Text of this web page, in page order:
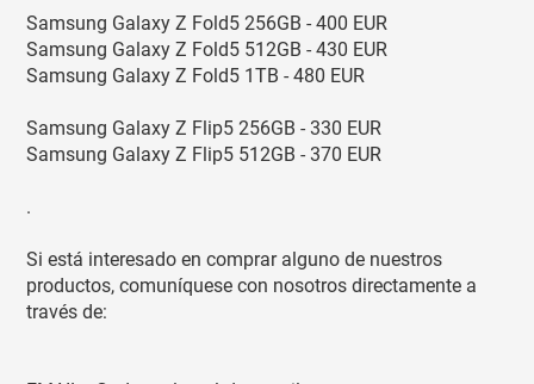
Samsung Galaxy Z Fold5 256GB - 400 EUR
Samsung Galaxy Z Fold5 512GB - 430 EUR
Samsung Galaxy Z Fold5 1TB - 480 EUR
Samsung Galaxy Z Flip5 256GB - 330 EUR
Samsung Galaxy Z Flip5 512GB - 370 EUR
.
Si está interesado en comprar alguno de nuestros
productos, comuníquese con nosotros directamente a
través de: